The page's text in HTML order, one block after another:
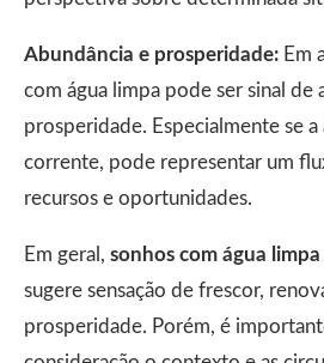
Abundância e prosperidade: Em
com água limpa pode ser sinal de
prosperidade. Especialmente se a
corrente, pode representar um
recursos e oportunidades.
Em geral, sonhos com água limpa
sugere sensação de frescor,
prosperidade. Porém, é